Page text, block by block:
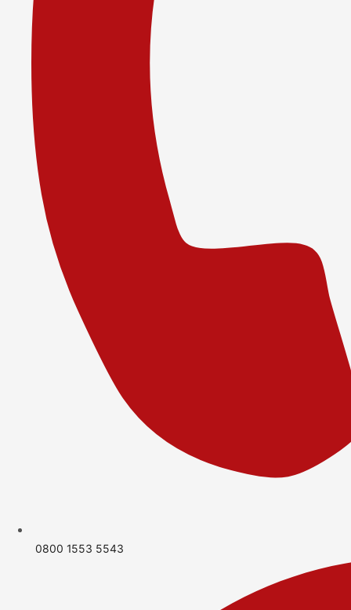
0800 1553 5543